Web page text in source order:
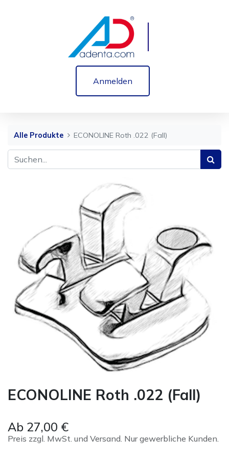
Anmelden
Alle Produkte ECONOLINE Roth .022 (Fall)
ECONOLINE Roth .022 (Fall)
Ab 27,00 €
Preis zzgl. MwSt. und Versand. Nur gewerbliche Kunden.